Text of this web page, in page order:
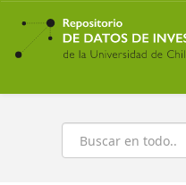
Ir
contenido
principal
Buscar